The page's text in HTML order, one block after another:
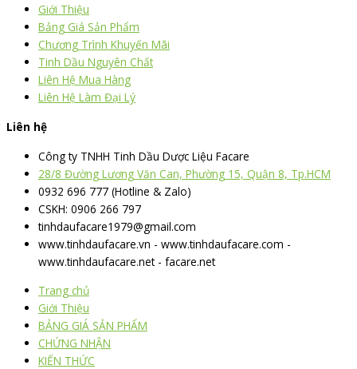
Giới Thiệu
Bảng Giá Sản Phẩm
Chương Trình Khuyến Mãi
Tinh Dầu Nguyên Chất
Liên Hệ Mua Hàng
Liên Hệ Làm Đại Lý
Liên hệ
Công ty TNHH Tinh Dầu Dược Liệu Facare
28/8 Đường Lương Văn Can, Phường 15, Quận 8, Tp.HCM
0932 696 777 (Hotline & Zalo)
CSKH: 0906 266 797
tinhdaufacare1979@gmail.com
www.tinhdaufacare.vn - www.tinhdaufacare.com -
www.tinhdaufacare.net - facare.net
Trang chủ
Giới Thiệu
BẢNG GIÁ SẢN PHẨM
CHỨNG NHẬN
KIẾN THỨC